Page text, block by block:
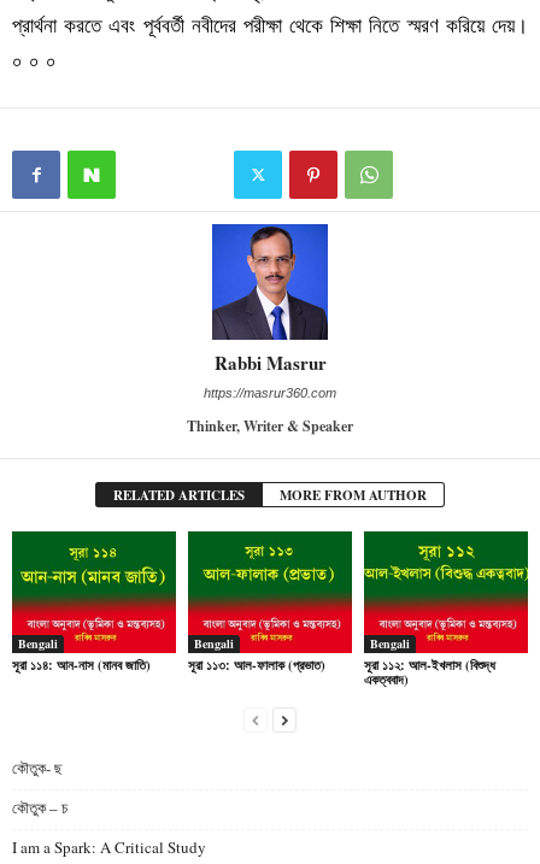
প্রার্থনা করতে এবং পূর্ববর্তী নবীদের পরীক্ষা থেকে শিক্ষা নিতে স্মরণ করিয়ে দেয়।
০ ০ ০
Rabbi Masrur
https://masrur360.com
Thinker, Writer & Speaker
RELATED ARTICLES MORE FROM AUTHOR
Bengali
সূরা ১১৪: আন-নাস (মানব জাতি)
Bengali
সূরা ১১৩: আল-ফালাক (প্রভাত)
Bengali
সূরা ১১২: আল-ইখলাস (বিশুদ্ধ
একত্ববাদ)
কৌতুক- ছ
কৌতুক – চ
I am a Spark: A Critical Study